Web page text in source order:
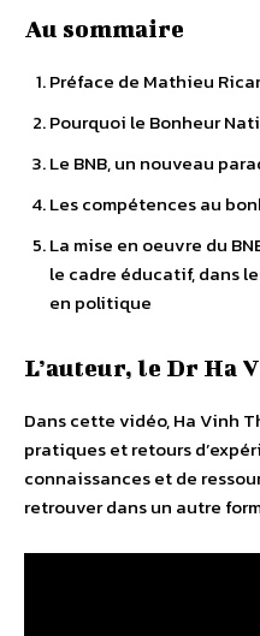
Au sommaire
Préface de Mathieu
Pourquoi le Bonheur
Le BNB, un nouveau
Les compétences au
La mise en oeuvre du
le cadre éducatif, dans
en politique
L’auteur, le Dr Ha
Dans cette vidéo, Ha Vinh
pratiques et retours
connaissances et de
retrouver dans un autre